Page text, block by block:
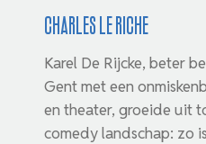
Charles le Riche
Karel De Rijcke, beter
Gent met een
en theater, groeide uit
comedy landschap: zo